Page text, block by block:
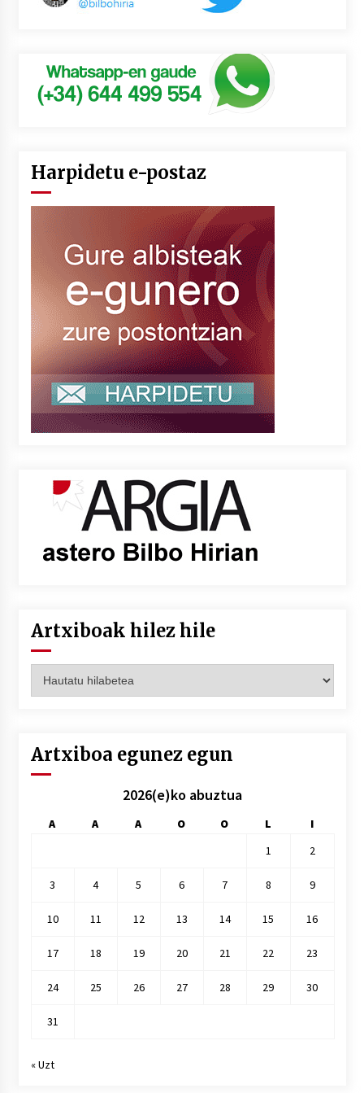
Harpidetu e-postaz
Artxiboak hilez hile
hilez
Artxiboa egunez egun
2026(e)ko abuztua
A A A O O L
I
1
2
3 4 5 6 7 8 9
10 11 12 13 14 15 16
17 18 19 20 21 22 23
24 25 26 27 28 29 30
31
« Uzt